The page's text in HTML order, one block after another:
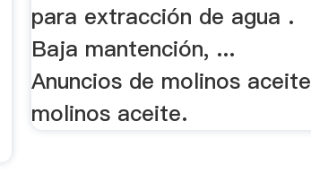
para extracción de agua .
Baja mantención, ...
Anuncios de molinos aceite
molinos aceite.